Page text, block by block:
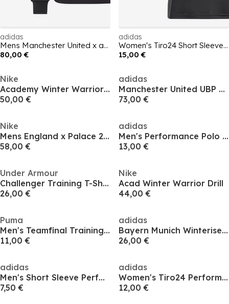
adidas
Mens Manchester United x adidas Bringback 90/92 Sweatshirt
80,00 €
adidas
Women's Tiro24 Short Sleeve Performance T-Shirt
15,00 €
Nike
Academy Winter Warrior Drill Top
50,00 €
adidas
Manchester United UBP Doubleknit Tracksuit Top Mens
73,00 €
Nike
Mens England x Palace 2026 Pre-Match Short Sleeve Jersey
58,00 €
adidas
Men's Performance Polo Shirt
13,00 €
Under Armour
Challenger Training T-Shirt Womens
26,00 €
Nike
Acad Winter Warrior Drill
44,00 €
Puma
Men's Teamfinal Training Short-Sleeve Performance T-Shirt
11,00 €
adidas
Bayern Munich Winterised Vest 24/25 Mens
26,00 €
adidas
Men's Short Sleeve Performance T-Shirt
7,50 €
adidas
Women's Tiro24 Performance Polo Shirt
12,00 €